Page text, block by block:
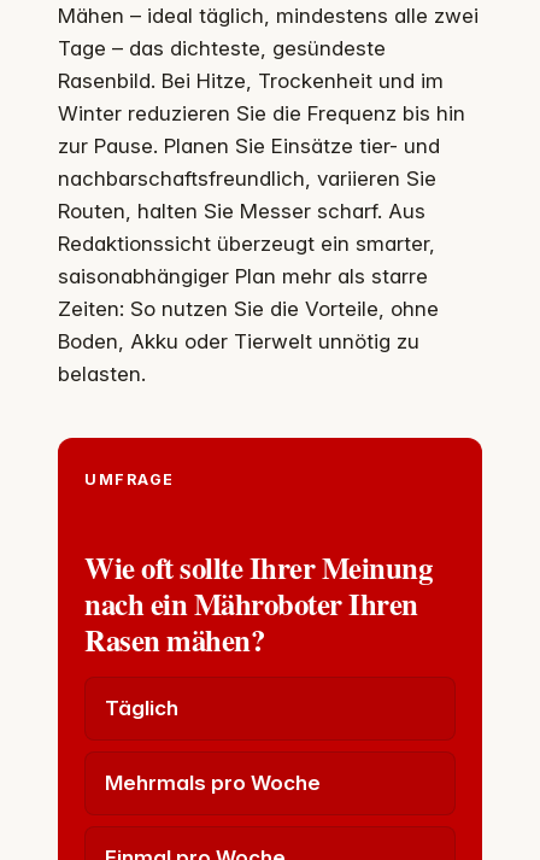
Mähen – ideal täglich, mindestens alle zwei
Tage – das dichteste, gesündeste
Rasenbild. Bei Hitze, Trockenheit und im
Winter reduzieren Sie die Frequenz bis hin
zur Pause. Planen Sie Einsätze tier- und
nachbarschaftsfreundlich, variieren Sie
Routen, halten Sie Messer scharf. Aus
Redaktionssicht überzeugt ein smarter,
saisonabhängiger Plan mehr als starre
Zeiten: So nutzen Sie die Vorteile, ohne
Boden, Akku oder Tierwelt unnötig zu
belasten.
UMFRAGE
Wie oft sollte Ihrer Meinung
nach ein Mähroboter Ihren
Rasen mähen?
Täglich
Mehrmals pro Woche